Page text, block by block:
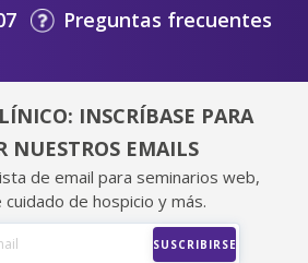
Preguntas frecuentes
INSCRÍBASE PARA
NUESTROS EMAILS
de email para seminarios web,
de hospicio y más.